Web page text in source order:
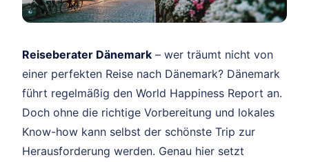
Reiseberater Dänemark – wer träumt nicht von
einer perfekten Reise nach Dänemark? Dänemark
führt regelmäßig den World Happiness Report an.
Doch ohne die richtige Vorbereitung und lokales
Know-how kann selbst der schönste Trip zur
Herausforderung werden. Genau hier setzt